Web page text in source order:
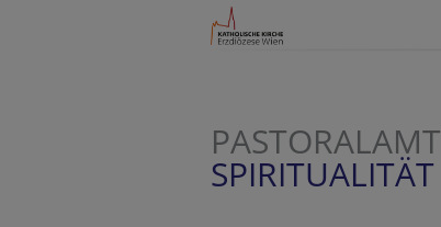
PASTORALAMT
SPIRITUALITÄT